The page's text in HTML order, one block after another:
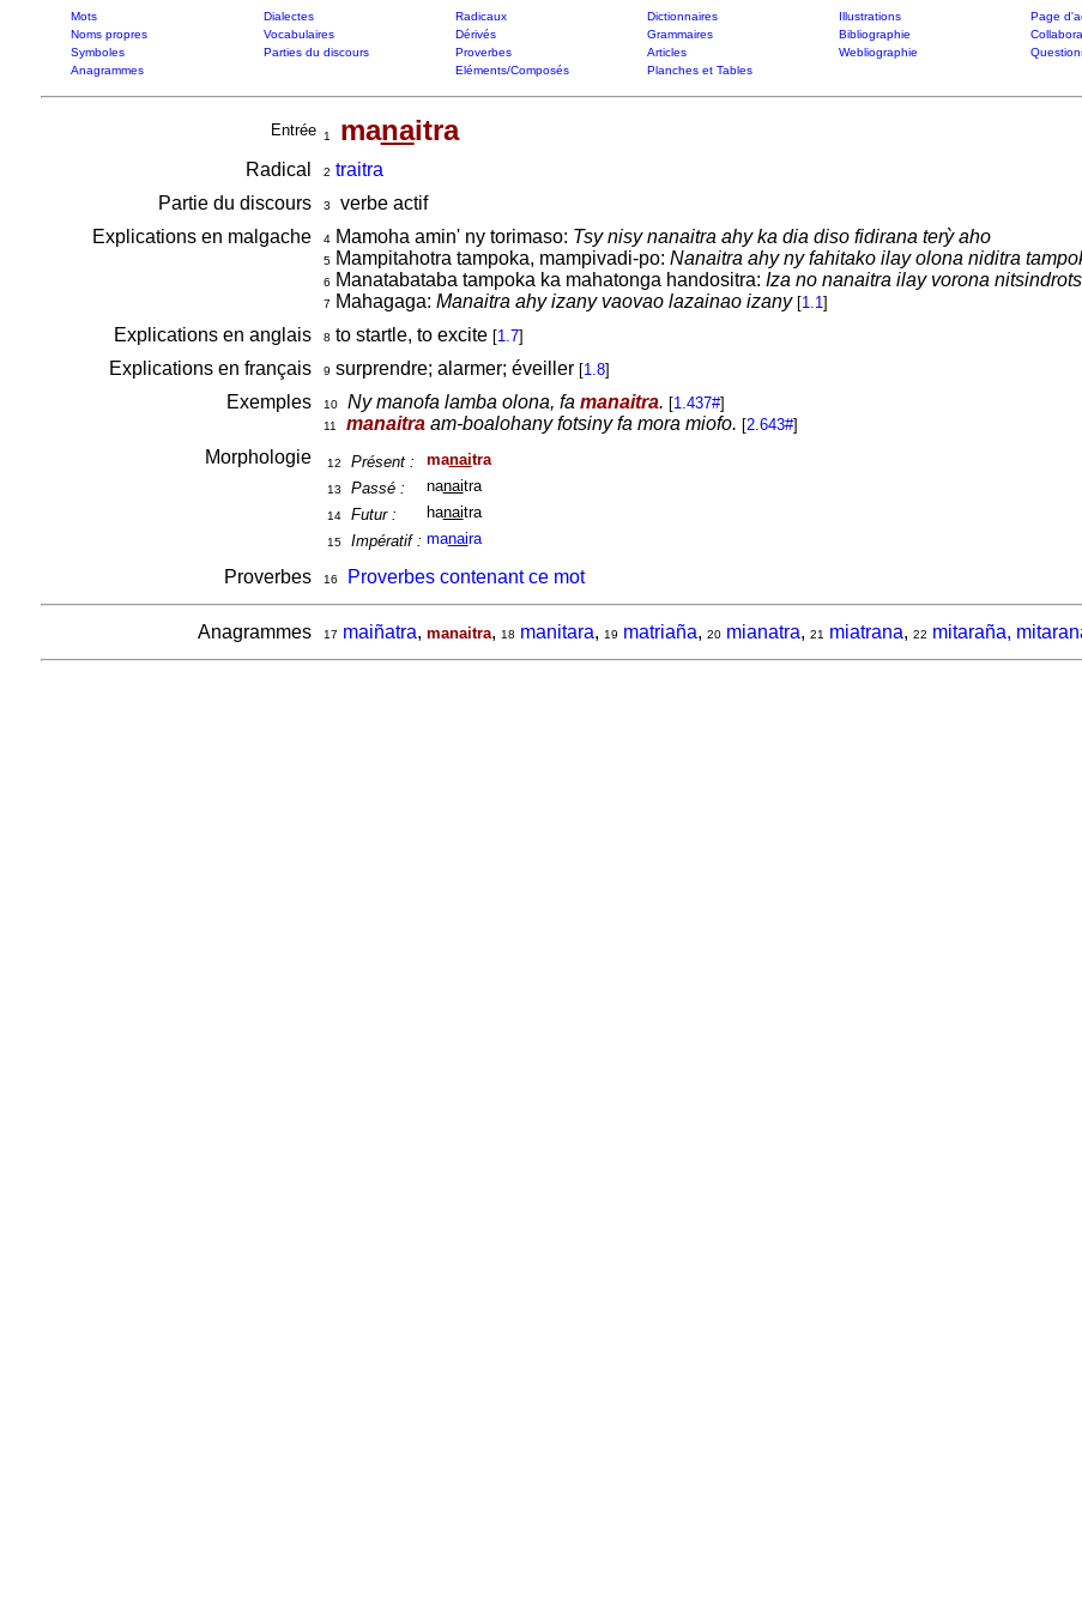
Mots Dialectes Radicaux Dictionnaires Illustrations
Page
Noms propres
Vocabulaires Dérivés Grammaires Bibliographie
Symboles
Parties du discours Proverbes Articles Webliographie
Anagrammes
Eléments/Composés Planches et Tables
Entrée 1 manaitra
Radical 2 traitra
Partie du discours
3
verbe actif
Explications en malgache
4Mamoha amin' ny torimaso: Tsy nisy nanaitra ahy ka dia diso fidirana terỳ aho
5Mampitahotra tampoka, mampivadi-po: Nanaitra ahy ny fahitako ilay olona niditra
6 Manatabataba tampoka ka mahatonga handositra: Iza no nanaitra ilay vorona
7 Mahagaga: Manaitra ahy izany vaovao lazainao izany [1.1]
Explications en anglais 8 to startle, to excite [1.7]
Explications en français 9 surprendre; alarmer; éveiller [1.8]
Exemples 10 Ny manofa lamba olona, fa manaitra. [1.437#]
11 manaitraam-boalohany fotsiny fa mora miofo. [2.643#]
Morphologie 12 Présent : manaitra
13 Passé : nanaitra
14 Futur : hanaitra
15 Impératif : manaira
Proverbes 16 Proverbes contenant ce mot
Anagrammes 17 maiñatra, manaitra, 18 manitara, 19 matriaña, 20 mianatra, 21 miatrana, 22 mitaraña,